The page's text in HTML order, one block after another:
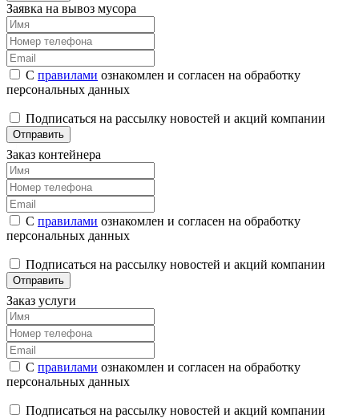
Заявка на вывоз мусора
С правилами ознакомлен и согласен на обработку
персональных данных
Подписаться на рассылку новостей и акций компании
Отправить
Заказ контейнера
С правилами ознакомлен и согласен на обработку
персональных данных
Подписаться на рассылку новостей и акций компании
Отправить
Заказ услуги
С правилами ознакомлен и согласен на обработку
персональных данных
Подписаться на рассылку новостей и акций компании